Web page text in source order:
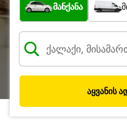
მანქანა
აყვანის